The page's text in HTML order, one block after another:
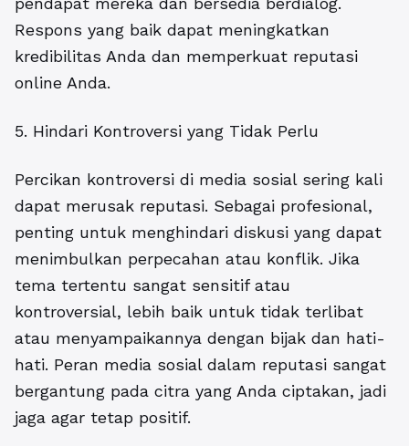
Respons yang baik dapat meningkatkan
kredibilitas Anda dan memperkuat reputasi
online Anda.
5. Hindari Kontroversi yang Tidak Perlu
Percikan kontroversi di media sosial sering kali
dapat merusak reputasi. Sebagai profesional,
penting untuk menghindari diskusi yang dapat
menimbulkan perpecahan atau konflik. Jika
tema tertentu sangat sensitif atau
kontroversial, lebih baik untuk tidak terlibat
atau menyampaikannya dengan bijak dan hati-
hati. Peran media sosial dalam reputasi sangat
bergantung pada citra yang Anda ciptakan, jadi
jaga agar tetap positif.